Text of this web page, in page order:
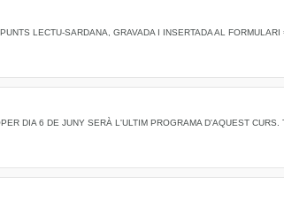
LECTU-SARDANA, GRAVADA I INSERTADA AL FORMULARI
DIA 6 DE JUNY SERÀ L'ULTIM PROGRAMA D'AQUEST